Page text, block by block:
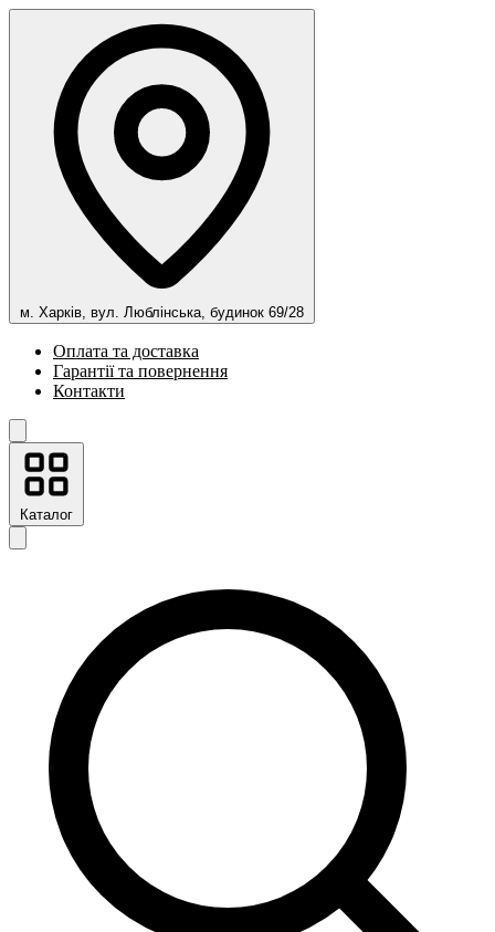
м. Харків, вул. Люблінська, будинок 69/28
Оплата та доставка
Гарантії та повернення
Контакти
Каталог